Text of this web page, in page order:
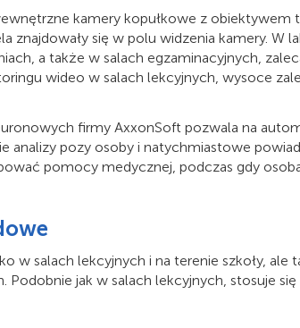
kamery kopułkowe z obiektywem
znajdowały się w polu widzenia kamery. W
a także w salach egzaminacyjnych,
wideo w salach lekcyjnych, wysoce
firmy AxxonSoft pozwala na
analizy pozy osoby i natychmiastowe
pomocy medycznej, podczas gdy
w salach lekcyjnych i na terenie szkoły,
jak w salach lekcyjnych, stosuje